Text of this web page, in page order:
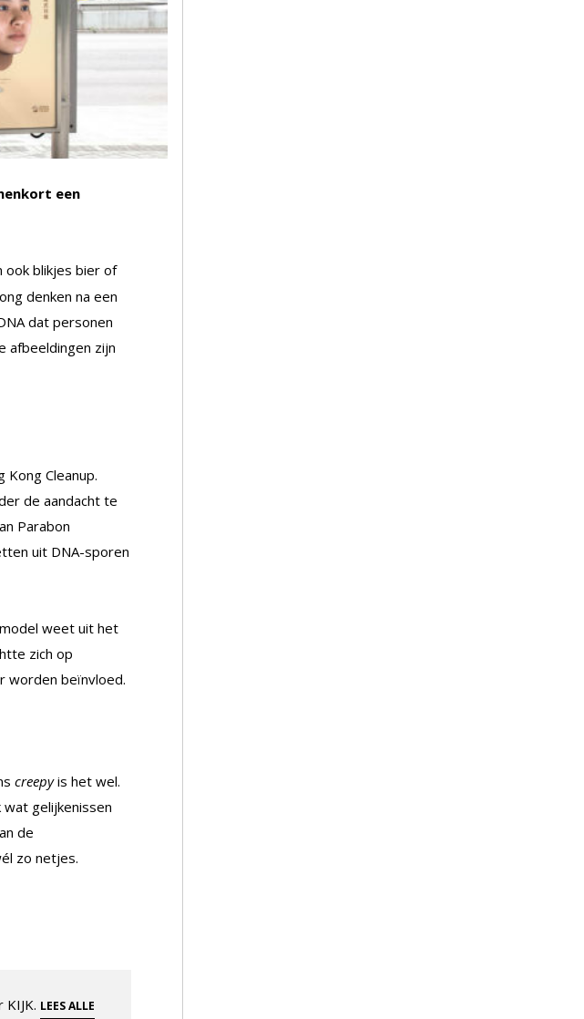
een
ook blikjes bier of
denken na een
dat personen
afbeeldingen zijn
Cleanup.
de aandacht te
Parabon
uit DNA-sporen
weet uit het
zich op
worden beïnvloed.
creepyis het wel.
gelijkenissen
de
zo netjes.
LEES ALLE